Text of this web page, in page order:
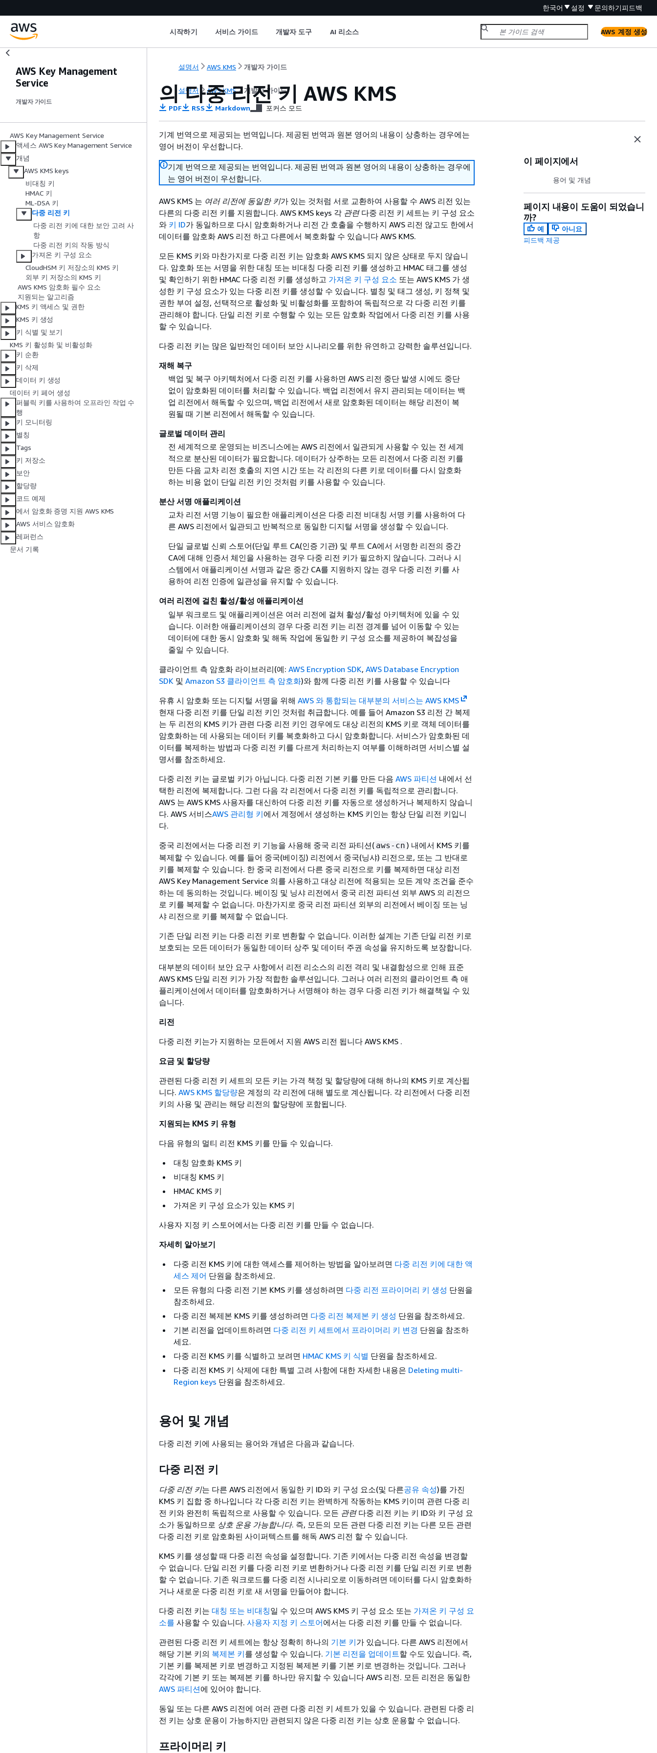
한국어 설정 문의하기피드백
시작하기 서비스 가이드 개발자 도구 AI 리소스 AWS 계정 생성
AWS Key Management
Service
개발자 가이드
AWS Key Management Service
액세스 AWS Key Management Service
개념
AWS KMS keys
비대칭 키
HMAC 키
ML-DSA 키
다중 리전 키
다중 리전 키에 대한 보안 고려 사
항
다중 리전 키의 작동 방식
가져온 키 구성 요소
CloudHSM 키 저장소의 KMS 키
외부 키 저장소의 KMS 키
AWS KMS 암호화 필수 요소
지원되는 알고리즘
KMS 키 액세스 및 권한
KMS 키 생성
키 식별 및 보기
KMS 키 활성화 및 비활성화
키 순환
키 삭제
데이터 키 생성
데이터 키 페어 생성
퍼블릭 키를 사용하여 오프라인 작업 수
행
키 모니터링
별칭
Tags
키 저장소
보안
할당량
코드 예제
에서 암호화 증명 지원 AWS KMS
AWS 서비스 암호화
레퍼런스
문서 기록
설명서 AWS KMS 개발자 가이드
설명서 AWS KMS 개발자 가이드
의 다중 리전 키 AWS KMS
PDF RSS Markdown 포커스 모드
기계 번역으로 제공되는 번역입니다. 제공된 번역과 원본 영어의 내용이 상충하는 경우에는
영어 버전이 우선합니다.
기계 번역으로 제공되는 번역입니다. 제공된 번역과 원본 영어의 내용이 상충하는 경우에
는 영어 버전이 우선합니다.
AWS KMS 는 여러 리전에 동일한 키가 있는 것처럼 서로 교환하여 사용할 수 AWS 리전 있는
다른의 다중 리전 키를 지원합니다. AWS KMS keys 각 관련다중 리전 키 세트는 키 구성 요소
와 키 ID가 동일하므로 다시 암호화하거나 리전 간 호출을 수행하지 AWS 리전 않고도 한에서
데이터를 암호화 AWS 리전 하고 다른에서 복호화할 수 있습니다 AWS KMS.
모든 KMS 키와 마찬가지로 다중 리전 키는 암호화 AWS KMS 되지 않은 상태로 두지 않습니
다. 암호화 또는 서명을 위한 대칭 또는 비대칭 다중 리전 키를 생성하고 HMAC 태그를 생성
및 확인하기 위한 HMAC 다중 리전 키를 생성하고 가져온 키 구성 요소 또는 AWS KMS 가 생
성한 키 구성 요소가 있는 다중 리전 키를 생성할 수 있습니다. 별칭 및 태그 생성, 키 정책 및
권한 부여 설정, 선택적으로 활성화 및 비활성화를 포함하여 독립적으로 각 다중 리전 키를
관리해야 합니다. 단일 리전 키로 수행할 수 있는 모든 암호화 작업에서 다중 리전 키를 사용
할 수 있습니다.
다중 리전 키는 많은 일반적인 데이터 보안 시나리오를 위한 유연하고 강력한 솔루션입니다.
재해 복구
백업 및 복구 아키텍처에서 다중 리전 키를 사용하면 AWS 리전 중단 발생 시에도 중단
없이 암호화된 데이터를 처리할 수 있습니다. 백업 리전에서 유지 관리되는 데이터는 백
업 리전에서 해독할 수 있으며, 백업 리전에서 새로 암호화된 데이터는 해당 리전이 복
원될 때 기본 리전에서 해독할 수 있습니다.
글로벌 데이터 관리
전 세계적으로 운영되는 비즈니스에는 AWS 리전에서 일관되게 사용할 수 있는 전 세계
적으로 분산된 데이터가 필요합니다. 데이터가 상주하는 모든 리전에서 다중 리전 키를
만든 다음 교차 리전 호출의 지연 시간 또는 각 리전의 다른 키로 데이터를 다시 암호화
하는 비용 없이 단일 리전 키인 것처럼 키를 사용할 수 있습니다.
분산 서명 애플리케이션
교차 리전 서명 기능이 필요한 애플리케이션은 다중 리전 비대칭 서명 키를 사용하여 다
른 AWS 리전에서 일관되고 반복적으로 동일한 디지털 서명을 생성할 수 있습니다.
단일 글로벌 신뢰 스토어(단일 루트 CA(인증 기관) 및 루트 CA에서 서명한 리전의 중간
CA에 대해 인증서 체인을 사용하는 경우 다중 리전 키가 필요하지 않습니다. 그러나 시
스템에서 애플리케이션 서명과 같은 중간 CA를 지원하지 않는 경우 다중 리전 키를 사
용하여 리전 인증에 일관성을 유지할 수 있습니다.
여러 리전에 걸친 활성/활성 애플리케이션
일부 워크로드 및 애플리케이션은 여러 리전에 걸쳐 활성/활성 아키텍처에 있을 수 있
습니다. 이러한 애플리케이션의 경우 다중 리전 키는 리전 경계를 넘어 이동할 수 있는
데이터에 대한 동시 암호화 및 해독 작업에 동일한 키 구성 요소를 제공하여 복잡성을
줄일 수 있습니다.
클라이언트 측 암호화 라이브러리(예: AWS Encryption SDK, AWS Database Encryption
SDK 및 Amazon S3 클라이언트 측 암호화)와 함께 다중 리전 키를 사용할 수 있습니다
유휴 시 암호화 또는 디지털 서명을 위해 AWS 와 통합되는 대부분의 서비스는 AWS KMS
현재 다중 리전 키를 단일 리전 키인 것처럼 취급합니다. 예를 들어 Amazon S3 리전 간 복제
는 두 리전의 KMS 키가 관련 다중 리전 키인 경우에도 대상 리전의 KMS 키로 객체 데이터를
암호화하는 데 사용되는 데이터 키를 복호화하고 다시 암호화합니다. 서비스가 암호화된 데
이터를 복제하는 방법과 다중 리전 키를 다르게 처리하는지 여부를 이해하려면 서비스별 설
명서를 참조하세요.
다중 리전 키는 글로벌 키가 아닙니다. 다중 리전 기본 키를 만든 다음 AWS 파티션 내에서 선
택한 리전에 복제합니다. 그런 다음 각 리전에서 다중 리전 키를 독립적으로 관리합니다.
AWS 는 AWS KMS 사용자를 대신하여 다중 리전 키를 자동으로 생성하거나 복제하지 않습니
다. AWS 서비스AWS 관리형 키에서 계정에서 생성하는 KMS 키인는 항상 단일 리전 키입니
다.
중국 리전에서는 다중 리전 키 기능을 사용해 중국 리전 파티션( aws-cn ) 내에서 KMS 키를
복제할 수 있습니다. 예를 들어 중국(베이징) 리전에서 중국(닝샤) 리전으로, 또는 그 반대로
키를 복제할 수 있습니다. 한 중국 리전에서 다른 중국 리전으로 키를 복제하면 대상 리전
AWS Key Management Service 의를 사용하고 대상 리전에 적용되는 모든 계약 조건을 준수
하는 데 동의하는 것입니다. 베이징 및 닝샤 리전에서 중국 리전 파티션 외부 AWS 의 리전으
로 키를 복제할 수 없습니다. 마찬가지로 중국 리전 파티션 외부의 리전에서 베이징 또는 닝
샤 리전으로 키를 복제할 수 없습니다.
기존 단일 리전 키는 다중 리전 키로 변환할 수 없습니다. 이러한 설계는 기존 단일 리전 키로
보호되는 모든 데이터가 동일한 데이터 상주 및 데이터 주권 속성을 유지하도록 보장합니다.
대부분의 데이터 보안 요구 사항에서 리전 리소스의 리전 격리 및 내결함성으로 인해 표준
AWS KMS 단일 리전 키가 가장 적합한 솔루션입니다. 그러나 여러 리전의 클라이언트 측 애
플리케이션에서 데이터를 암호화하거나 서명해야 하는 경우 다중 리전 키가 해결책일 수 있
습니다.
리전
다중 리전 키는가 지원하는 모든에서 지원 AWS 리전 됩니다 AWS KMS .
요금 및 할당량
관련된 다중 리전 키 세트의 모든 키는 가격 책정 및 할당량에 대해 하나의 KMS 키로 계산됩
니다. AWS KMS 할당량은 계정의 각 리전에 대해 별도로 계산됩니다. 각 리전에서 다중 리전
키의 사용 및 관리는 해당 리전의 할당량에 포함됩니다.
지원되는 KMS 키 유형
다음 유형의 멀티 리전 KMS 키를 만들 수 있습니다.
대칭 암호화 KMS 키
비대칭 KMS 키
HMAC KMS 키
가져온 키 구성 요소가 있는 KMS 키
사용자 지정 키 스토어에서는 다중 리전 키를 만들 수 없습니다.
자세히 알아보기
다중 리전 KMS 키에 대한 액세스를 제어하는 방법을 알아보려면 다중 리전 키에 대한 액
세스 제어 단원을 참조하세요.
모든 유형의 다중 리전 기본 KMS 키를 생성하려면 다중 리전 프라이머리 키 생성 단원을
참조하세요.
다중 리전 복제본 KMS 키를 생성하려면 다중 리전 복제본 키 생성 단원을 참조하세요.
기본 리전을 업데이트하려면 다중 리전 키 세트에서 프라이머리 키 변경 단원을 참조하
세요.
다중 리전 KMS 키를 식별하고 보려면 HMAC KMS 키 식별 단원을 참조하세요.
다중 리전 KMS 키 삭제에 대한 특별 고려 사항에 대한 자세한 내용은 Deleting multi-
Region keys 단원을 참조하세요.
용어 및 개념
다중 리전 키에 사용되는 용어와 개념은 다음과 같습니다.
다중 리전 키
다중 리전 키는 다른 AWS 리전에서 동일한 키 ID와 키 구성 요소(및 다른공유 속성)를 가진
KMS 키 집합 중 하나입니다 각 다중 리전 키는 완벽하게 작동하는 KMS 키이며 관련 다중 리
전 키와 완전히 독립적으로 사용할 수 있습니다. 모든 관련다중 리전 키는 키 ID와 키 구성 요
소가 동일하므로 상호 운용 가능합니다. 즉, 모든의 모든 관련 다중 리전 키는 다른 모든 관련
다중 리전 키로 암호화된 사이퍼텍스트를 해독 AWS 리전 할 수 있습니다.
KMS 키를 생성할 때 다중 리전 속성을 설정합니다. 기존 키에서는 다중 리전 속성을 변경할
수 없습니다. 단일 리전 키를 다중 리전 키로 변환하거나 다중 리전 키를 단일 리전 키로 변환
할 수 없습니다. 기존 워크로드를 다중 리전 시나리오로 이동하려면 데이터를 다시 암호화하
거나 새로운 다중 리전 키로 새 서명을 만들어야 합니다.
다중 리전 키는 대칭 또는 비대칭일 수 있으며 AWS KMS 키 구성 요소 또는 가져온 키 구성 요
소를 사용할 수 있습니다. 사용자 지정 키 스토어에서는 다중 리전 키를 만들 수 없습니다.
관련된 다중 리전 키 세트에는 항상 정확히 하나의 기본 키가 있습니다. 다른 AWS 리전에서
해당 기본 키의 복제본 키를 생성할 수 있습니다. 기본 리전을 업데이트할 수도 있습니다. 즉,
기본 키를 복제본 키로 변경하고 지정된 복제본 키를 기본 키로 변경하는 것입니다. 그러나
각각에 기본 키 또는 복제본 키를 하나만 유지할 수 있습니다 AWS 리전. 모든 리전은 동일한
AWS 파티션에 있어야 합니다.
동일 또는 다른 AWS 리전에 여러 관련 다중 리전 키 세트가 있을 수 있습니다. 관련된 다중 리
전 키는 상호 운용이 가능하지만 관련되지 않은 다중 리전 키는 상호 운용할 수 없습니다.
프라이머리 키
이 페이지에서
용어 및 개념
페이지 내용이 도움이 되었습니
까?
예
아니요
피드백 제공